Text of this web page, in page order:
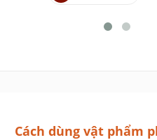
Cách dùng vật phẩm